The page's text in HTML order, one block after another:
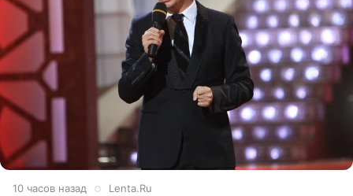
10 часов назад Lenta.Ru